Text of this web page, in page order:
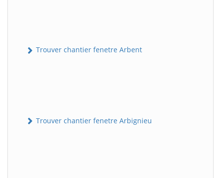
Trouver chantier fenetre Arbent
Trouver chantier fenetre Arbignieu